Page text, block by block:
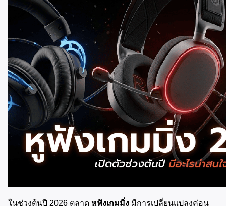
ในช่วงต้นปี 2026 ตลาด หูฟังเกมมิ่ง มีการเปลี่ยนแปลงค่อน